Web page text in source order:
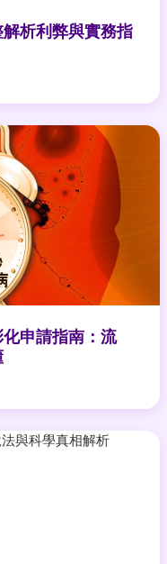
析利弊與實務指
申請指南：流